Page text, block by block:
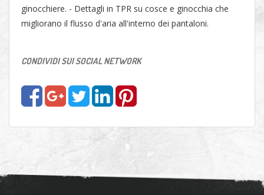
ginocchiere. - Dettagli in TPR su cosce e ginocchia che
migliorano il flusso d'aria all'interno dei pantaloni.
CONDIVIDI SUI SOCIAL NETWORK